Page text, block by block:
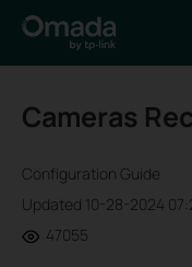
Cameras
Configuration Guide
Updated 10-28-2024
47055